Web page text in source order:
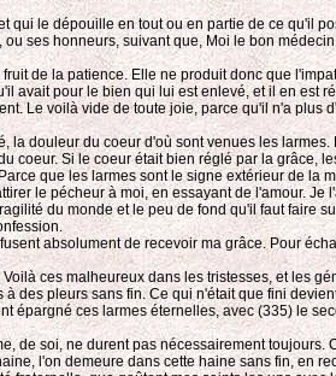
le dépouille en tout ou en partie de ce qu'il
ses honneurs, suivant que, Moi le bon
de la patience. Elle ne produit donc que
pour le bien qui lui est enlevé, et il en est
Le voilà vide de toute joie, parce qu'il n'a plus
douleur du coeur d'où sont venues les
Si le coeur était bien réglé par la grâce,
que les larmes sont le signe extérieur de la
le pécheur à moi, en essayant de l'amour.
du monde et le peu de fond qu'il faut faire
absolument de recevoir ma grâce. Pour
ces malheureux dans les tristesses, et les
pleurs sans fin. Ce qui n'était que fini
ces larmes éternelles, avec (335) le
soi, ne durent pas nécessairement
l'on demeure dans cette haine sans fin, en